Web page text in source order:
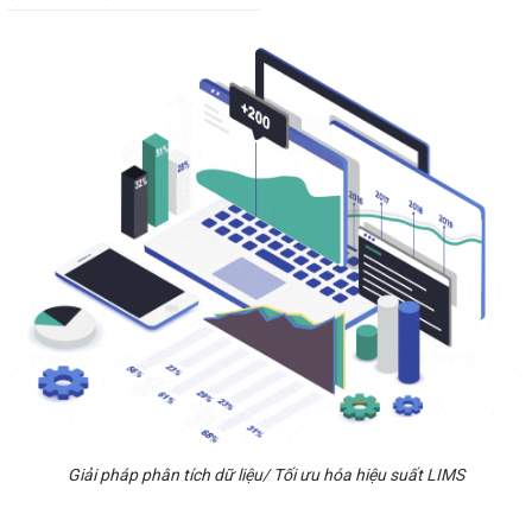
Giải pháp phân tích dữ liệu/ Tối ưu hóa hiệu suất LIMS